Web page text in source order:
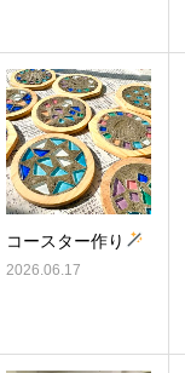
コースター作り
2026.06.17